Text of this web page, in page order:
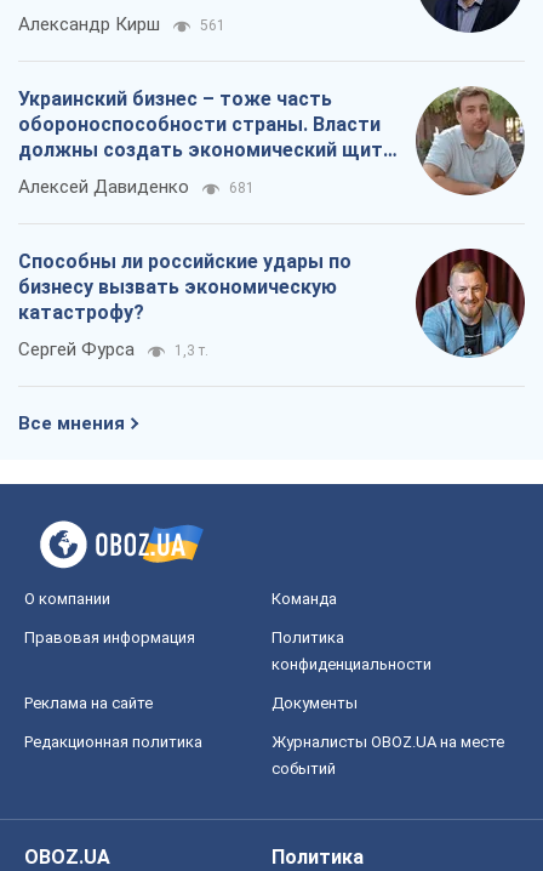
Александр Кирш 561
Украинский бизнес – тоже часть
обороноспособности страны. Власти
должны создать экономический щит
для компаний
Алексей Давиденко 681
Способны ли российские удары по
бизнесу вызвать экономическую
катастрофу?
Сергей Фурса 1,3 т.
Все мнения
О компании Команда
Правовая информация
Политика
конфиденциальности
Реклама на сайте Документы
Редакционная политика
Журналисты OBOZ.UA на месте
событий
OBOZ.UA
Политика